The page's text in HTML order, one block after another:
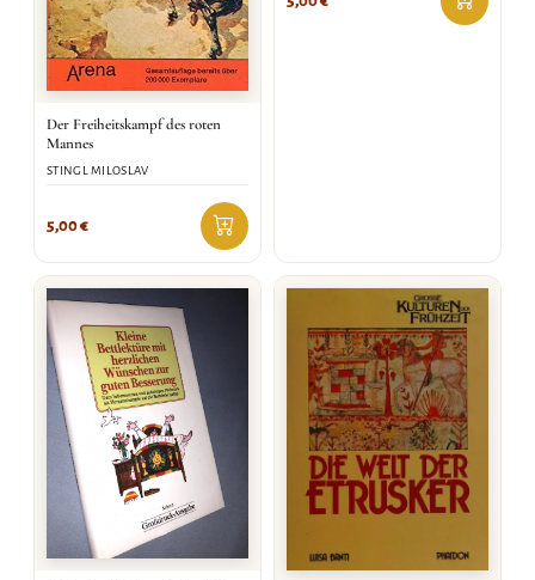
Der Freiheitskampf des roten
Mannes
STINGL MILOSLAV
5,00€